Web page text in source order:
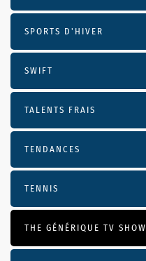
SPORTS D'HIVER
SWIFT
TALENTS FRAIS
TENDANCES
TENNIS
THE GÉNÉRIQUE TV SHOW